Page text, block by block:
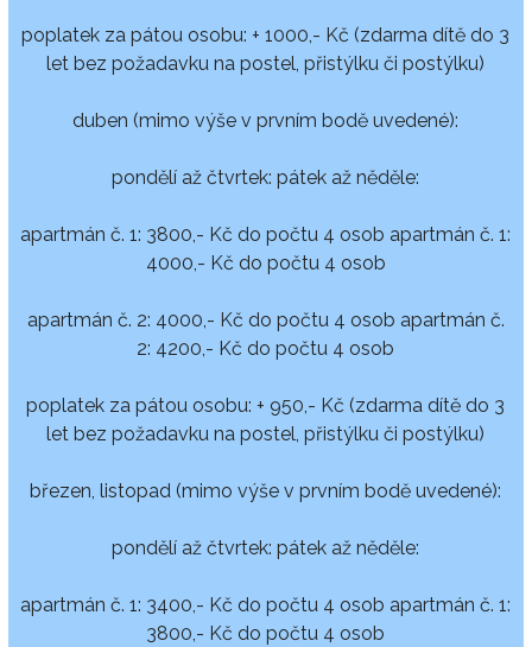
poplatek za pátou osobu: + 1000,- Kč (zdarma dítě do 3
let bez požadavku na postel, přistýlku či postýlku)
duben (mimo výše v prvním bodě uvedené):
pondělí až čtvrtek: pátek až něděle:
apartmán č. 1: 3800,- Kč do počtu 4 osob apartmán č. 1:
4000,- Kč do počtu 4 osob
apartmán č. 2: 4000,- Kč do počtu 4 osob apartmán č.
2: 4200,- Kč do počtu 4 osob
poplatek za pátou osobu: + 950,- Kč (zdarma dítě do 3
let bez požadavku na postel, přistýlku či postýlku)
březen, listopad (mimo výše v prvním bodě uvedené):
pondělí až čtvrtek: pátek až něděle:
apartmán č. 1: 3400,- Kč do počtu 4 osob apartmán č. 1:
3800,- Kč do počtu 4 osob